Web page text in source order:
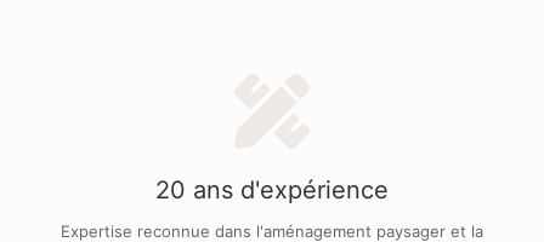
20 ans d'expérience
Expertise reconnue dans l'aménagement paysager et la